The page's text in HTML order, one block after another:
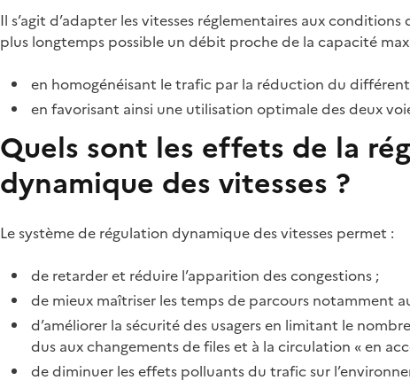
Il s’agit d’adapter les vitesses réglementaires aux
plus longtemps possible un débit proche de la capacité
en homogénéisant le trafic par la réduction du
en favorisant ainsi une utilisation optimale des deux
Quels sont les effets de la
dynamique des vitesses ?
Le système de régulation dynamique des vitesses permet :
de retarder et réduire l’apparition des congestions ;
de mieux maîtriser les temps de parcours notamment
d’améliorer la sécurité des usagers en limitant le
dus aux changements de files et à la circulation « en
de diminuer les effets polluants du trafic sur